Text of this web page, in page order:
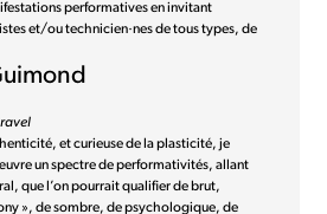
performatives en invitant
et/ou technicien·nes de tous types, de
et curieuse de la plasticité, je
un spectre de performativités, allant
que l’on pourrait qualifier de brut,
», de sombre, de psychologique, de